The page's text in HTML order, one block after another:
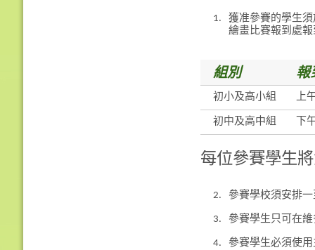
1.
獲准參賽的學生
繪畫比賽報到處報
組別 報
初小及高小組 上
初中及高中組 下
每位參賽學生
2. 參賽學校須安排
3. 參賽學生只可在
4. 參賽學生必須使